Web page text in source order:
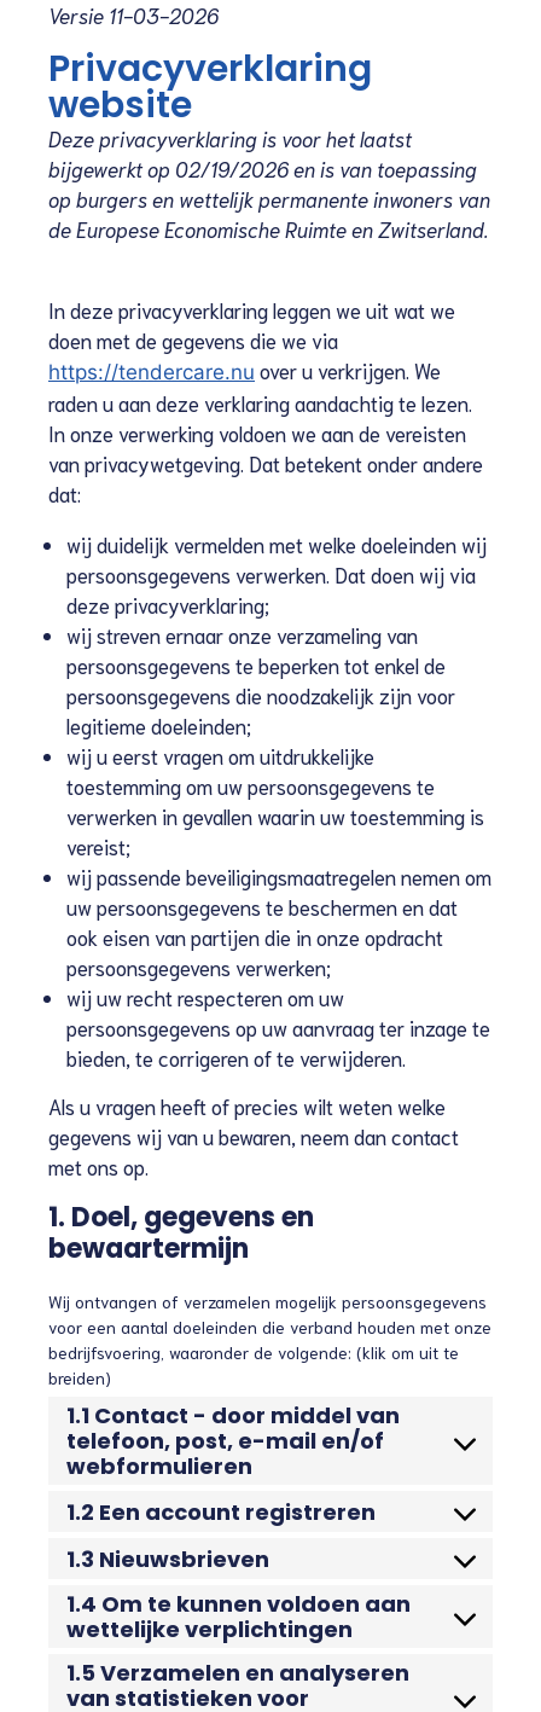
Versie 11-03-2026
Privacyverklaring
website
Deze privacyverklaring is voor het laatst
bijgewerkt op 02/19/2026 en is van toepassing
op burgers en wettelijk permanente inwoners van
de Europese Economische Ruimte en Zwitserland.
In deze privacyverklaring leggen we uit wat we
doen met de gegevens die we via
https://tendercare.nu over u verkrijgen. We
raden u aan deze verklaring aandachtig te lezen.
In onze verwerking voldoen we aan de vereisten
van privacywetgeving. Dat betekent onder andere
dat:
wij duidelijk vermelden met welke doeleinden wij
persoonsgegevens verwerken. Dat doen wij via
deze privacyverklaring;
wij streven ernaar onze verzameling van
persoonsgegevens te beperken tot enkel de
persoonsgegevens die noodzakelijk zijn voor
legitieme doeleinden;
wij u eerst vragen om uitdrukkelijke
toestemming om uw persoonsgegevens te
verwerken in gevallen waarin uw toestemming is
vereist;
wij passende beveiligingsmaatregelen nemen om
uw persoonsgegevens te beschermen en dat
ook eisen van partijen die in onze opdracht
persoonsgegevens verwerken;
wij uw recht respecteren om uw
persoonsgegevens op uw aanvraag ter inzage te
bieden, te corrigeren of te verwijderen.
Als u vragen heeft of precies wilt weten welke
gegevens wij van u bewaren, neem dan contact
met ons op.
1. Doel, gegevens en
bewaartermijn
Wij ontvangen of verzamelen mogelijk persoonsgegevens
voor een aantal doeleinden die verband houden met onze
bedrijfsvoering, waaronder de volgende: (klik om uit te
breiden)
1.1 Contact - door middel van
telefoon, post, e-mail en/of
webformulieren
1.2 Een account registreren
1.3 Nieuwsbrieven
1.4 Om te kunnen voldoen aan
wettelijke verplichtingen
1.5 Verzamelen en analyseren
van statistieken voor